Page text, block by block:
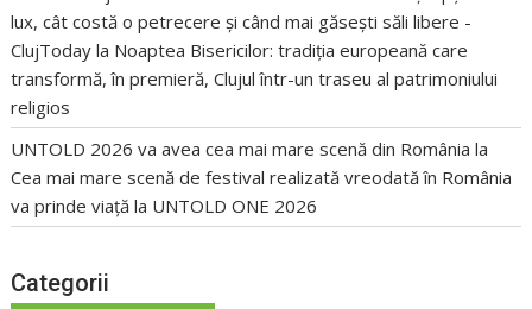
lux, cât costă o petrecere și când mai găsești săli libere -
ClujToday la Noaptea Bisericilor: tradiția europeană care
transformă, în premieră, Clujul într-un traseu al patrimoniului
religios
UNTOLD 2026 va avea cea mai mare scenă din România la
Cea mai mare scenă de festival realizată vreodată în România
va prinde viață la UNTOLD ONE 2026
Categorii